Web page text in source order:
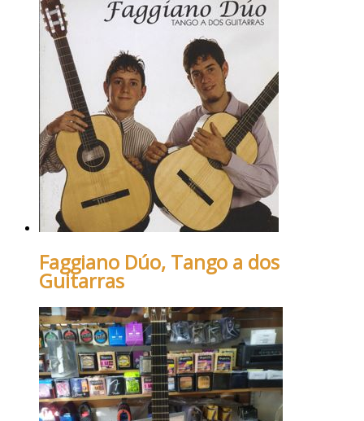
Faggiano Dúo, Tango a dos
Guitarras